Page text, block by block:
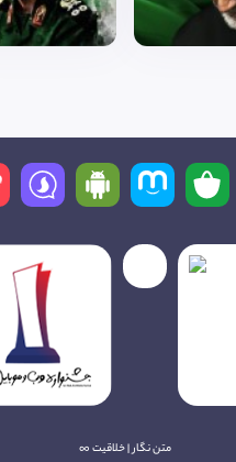
متن نگار | خلاقیت ∞